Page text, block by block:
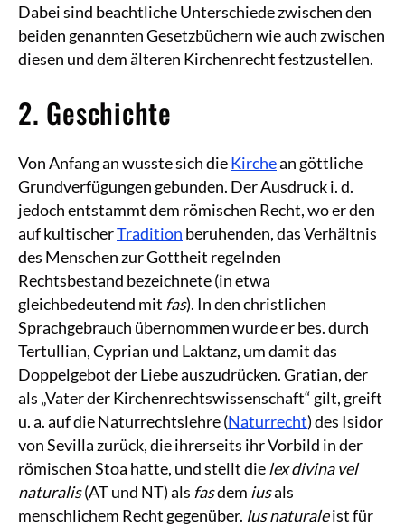
Dabei sind beachtliche Unterschiede zwischen den
beiden genannten Gesetzbüchern wie auch zwischen
diesen und dem älteren Kirchenrecht festzustellen.
2. Geschichte
Von Anfang an wusste sich dieKirchean göttliche
Grundverfügungen gebunden. Der Ausdruck i. d.
jedoch entstammt dem römischen Recht, wo er den
auf kultischerTradition beruhenden, das Verhältnis
des Menschen zur Gottheit regelnden
Rechtsbestand bezeichnete (in etwa
gleichbedeutend mit fas). In den christlichen
Sprachgebrauch übernommen wurde er bes. durch
Tertullian, Cyprian und Laktanz, um damit das
Doppelgebot der Liebe auszudrücken. Gratian, der
als „Vater der Kirchenrechtswissenschaft“ gilt, greift
u. a. auf die Naturrechtslehre (Naturrecht) des Isidor
von Sevilla zurück, die ihrerseits ihr Vorbild in der
römischen Stoa hatte, und stellt dielex divina vel
naturalis(AT und NT) als fasdem iusals
menschlichem Recht gegenüber. Ius naturaleist für